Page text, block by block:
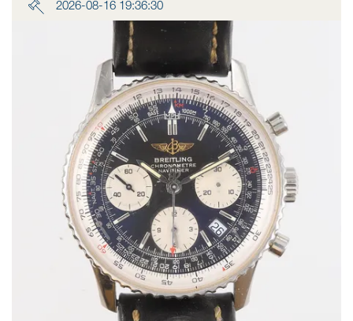
2026-08-16 19:36:30